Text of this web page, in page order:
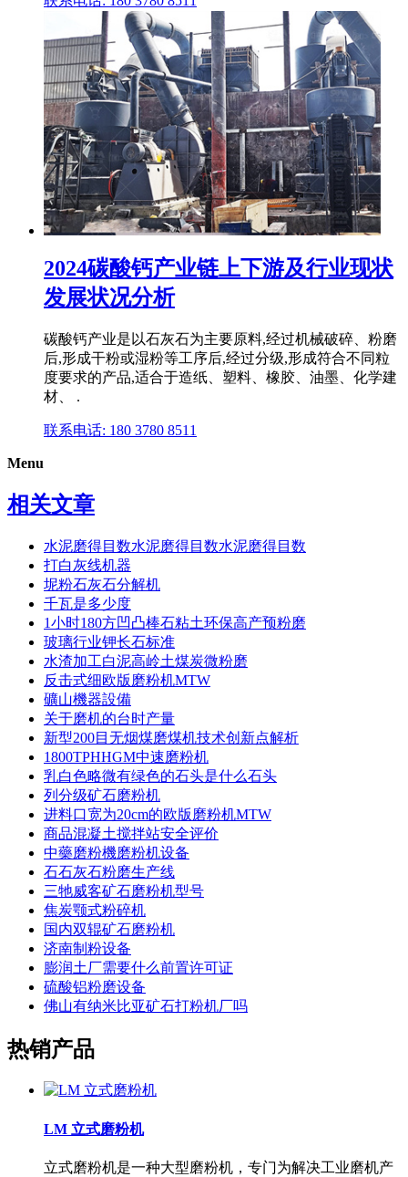
2024碳酸钙产业链上下游及行业现状
发展状况分析
碳酸钙产业是以石灰石为主要原料,经过机械破碎、粉磨
后,形成干粉或湿粉等工序后,经过分级,形成符合不同粒
度要求的产品,适合于造纸、塑料、橡胶、油墨、化学建
材、 .
联系电话: 180 3780 8511
Menu
相关文章
水泥磨得目数水泥磨得目数水泥磨得目数
打白灰线机器
坭粉石灰石分解机
千瓦是多少度
1小时180方凹凸棒石粘土环保高产预粉磨
玻璃行业钾长石标准
水渣加工白泥高岭土煤炭微粉磨
反击式细欧版磨粉机MTW
礦山機器設備
关于磨机的台时产量
新型200目无烟煤磨煤机技术创新点解析
1800TPHHGM中速磨粉机
乳白色略微有绿色的石头是什么石头
列分级矿石磨粉机
进料口宽为20cm的欧版磨粉机MTW
商品混凝土搅拌站安全评价
中藥磨粉機磨粉机设备
石石灰石粉磨生产线
三牠威客矿石磨粉机型号
焦炭颚式粉碎机
国内双辊矿石磨粉机
济南制粉设备
膨润土厂需要什么前置许可证
硫酸铝粉磨设备
佛山有纳米比亚矿石打粉机厂吗
热销产品
LM 立式磨粉机
立式磨粉机是一种大型磨粉机，专门为解决工业磨机产